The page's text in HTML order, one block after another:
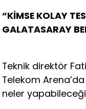
“KİMSE KOLAY
GALATASARAY
Teknik direktör
Telekom
neler